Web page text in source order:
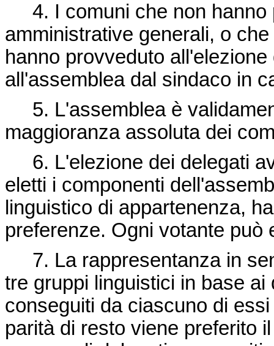
4. I comuni che non hanno
amministrative generali, o
hanno provveduto
all'assemblea dal sindaco in
5. L'assemblea è
maggioranza assoluta dei
6. L'elezione dei delegati
eletti i componenti
linguistico di appartenenza,
preferenze. Ogni votante può
7. La rappresentanza in
tre gruppi linguistici in base
conseguiti da ciascuno di
parità di resto viene preferito